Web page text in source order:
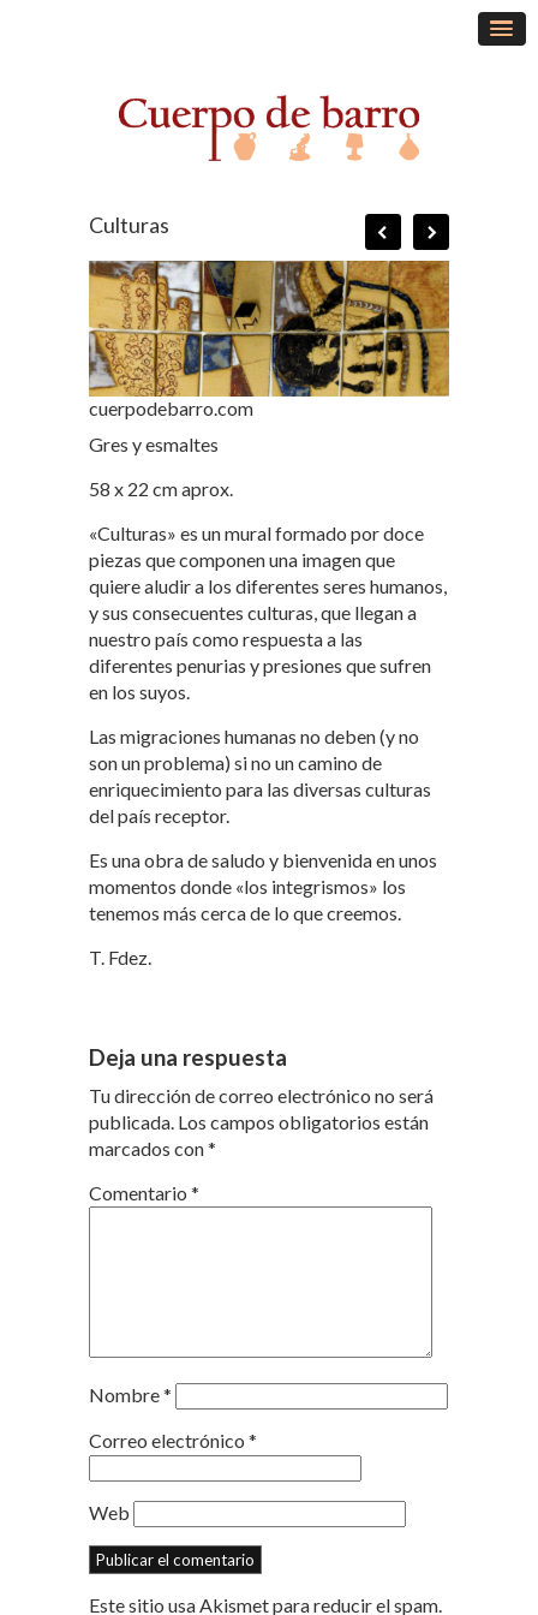
Culturas
cuerpodebarro.com
Gres y esmaltes
58 x 22 cm aprox.
«Culturas» es un mural formado por doce
piezas que componen una imagen que
quiere aludir a los diferentes seres humanos,
y sus consecuentes culturas, que llegan a
nuestro país como respuesta a las
diferentes penurias y presiones que sufren
en los suyos.
Las migraciones humanas no deben (y no
son un problema) si no un camino de
enriquecimiento para las diversas culturas
del país receptor.
Es una obra de saludo y bienvenida en unos
momentos donde «los integrismos» los
tenemos más cerca de lo que creemos.
T. Fdez.
Deja una respuesta
Tu dirección de correo electrónico no será
publicada. Los campos obligatorios están
marcados con*
Comentario *
Nombre*
Correo electrónico *
Web
Este sitio usa Akismet para reducir el spam.